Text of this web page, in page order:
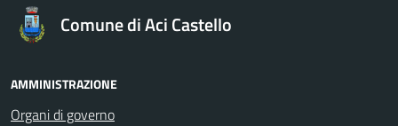
Comune di Aci Castello
AMMINISTRAZIONE
Organi di governo